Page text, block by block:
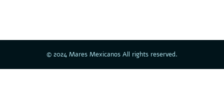
© 2024 Mares Mexicanos All rights reserved.